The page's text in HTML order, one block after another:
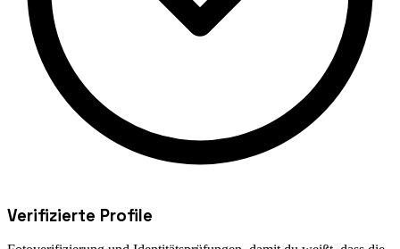
Verifizierte Profile